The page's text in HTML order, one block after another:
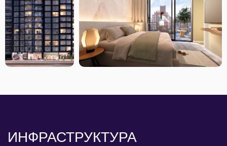
Прачечная (laundry)
Две зоны барбекю (parrilla) с общей
кухней